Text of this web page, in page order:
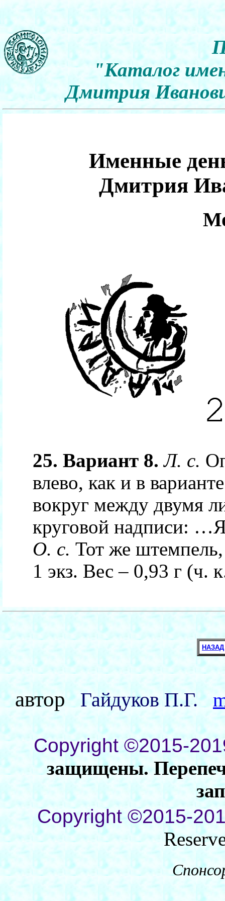
"Каталог
Дмитрия
Именные
Дмитрия
25. Вариант 8. Л. с.
влево, как и в
вокруг между двумя
круговой надписи:
О. с. Тот же
1 экз. Вес – 0,93 г (ч.
НАЗАД
автор Гайдуков П.Г.
Copyright ©2015-
защищены.
Copyright ©2015-